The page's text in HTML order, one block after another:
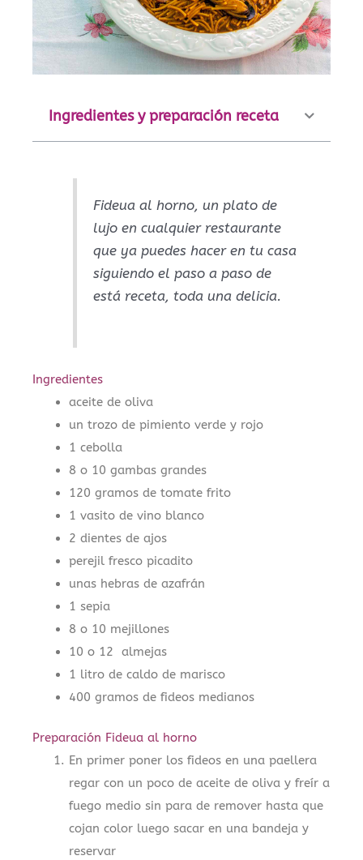
Ingredientes y preparación receta
Fideua al horno, un plato de
lujo en cualquier restaurante
que ya puedes hacer en tu casa
siguiendo el paso a paso de
está receta, toda una delicia.
Ingredientes
aceite de oliva
un trozo de pimiento verde y rojo
1 cebolla
8 o 10 gambas grandes
120 gramos de tomate frito
1 vasito de vino blanco
2 dientes de ajos
perejil fresco picadito
unas hebras de azafrán
1 sepia
8 o 10 mejillones
10 o 12 almejas
1 litro de caldo de marisco
400 gramos de fideos medianos
Preparación Fideua al horno
En primer poner los fideos en una paellera
regar con un poco de aceite de oliva y freír a
fuego medio sin para de remover hasta que
cojan color luego sacar en una bandeja y
reservar